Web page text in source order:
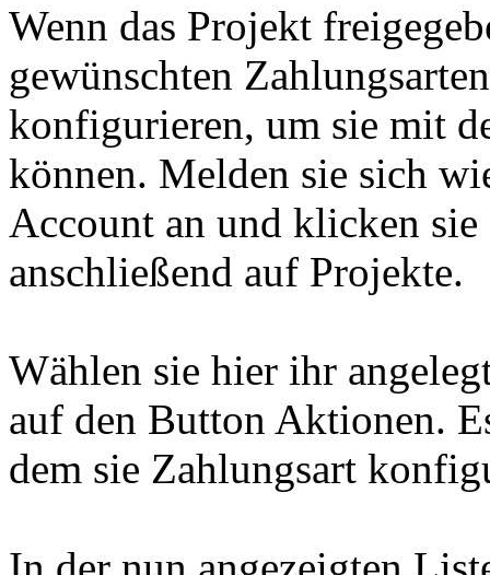
Wenn das Projekt
gewünschten
konfigurieren, um sie mit
können. Melden sie sich
Account an und klicken
anschließend auf Projekte.
Wählen sie hier ihr
auf den Button Aktionen.
dem sie Zahlungsart